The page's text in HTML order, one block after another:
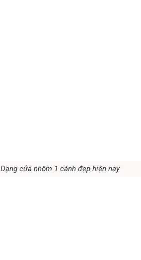
Dạng cửa nhôm 1 cánh đẹp hiện nay